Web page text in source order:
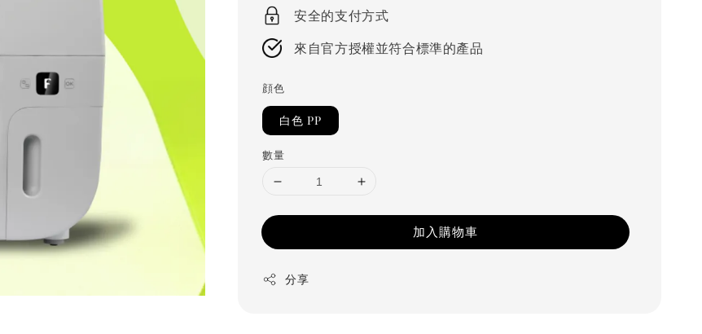
安全的支付方式
來自官方授權並符合標準的產品
顔色
白色 PP
數量
加入購物車
分享